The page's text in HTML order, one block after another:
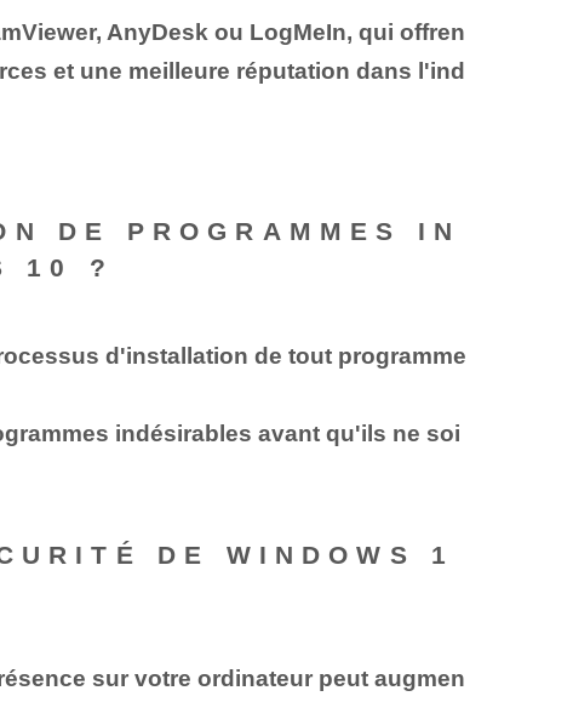
AnyDesk ou LogMeIn, qui offren
et une meilleure réputation dans l'ind
DE PROGRAMMES IN
10 ?
d'installation de tout programme
indésirables avant qu'ils ne soi
DE WINDOWS 1
sur votre ordinateur peut augmen